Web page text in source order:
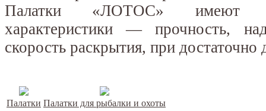
Палатки «ЛОТОС» имеют
характеристики — прочность,
скорость раскрытия, при
Палатки Палатки для рыбалки и охоты